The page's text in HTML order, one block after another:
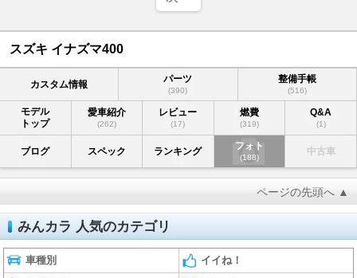
スズキ イナズマ400
カスタム情報 パーツ
(390)
整備手帳
(516)
モデル
トップ
愛車紹介
(262)
レビュー
(17)
燃費
(319)
Q&A
(1)
ブログ スペック ランキング フォト
(188)
中古車
ページの先頭へ ▲
みんカラ 人気のカテゴリ
車種別 イイね！